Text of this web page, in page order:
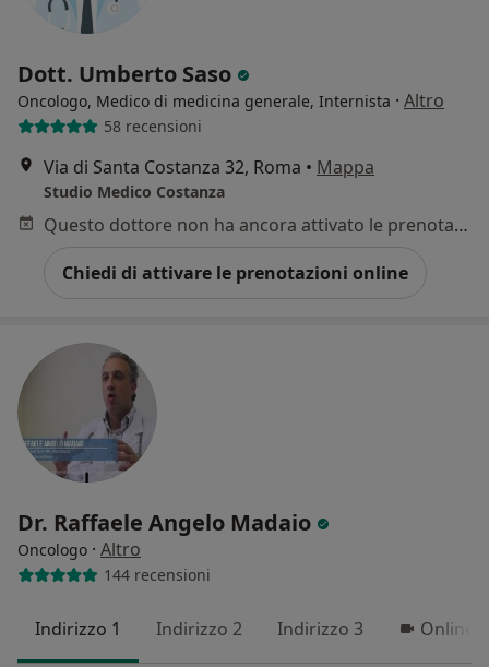
Dott. Umberto Saso
Oncologo, Medico di medicina generale, Internista · Altro
58 recensioni
Via di Santa Costanza 32, Roma • Mappa
Studio Medico Costanza
Questo dottore non ha ancora attivato le prenotazioni online presso questo indirizzo.
Chiedi di attivare le prenotazioni online
Dr. Raffaele Angelo Madaio
Oncologo · Altro
144 recensioni
Indirizzo 1 Indirizzo 2 Indirizzo 3 Online